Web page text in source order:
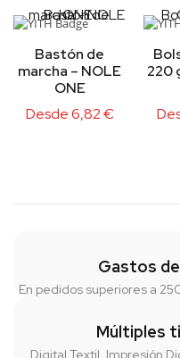
Bastón de
marcha – NOLE
ONE
Desde6,82€
220
Gastos
En pedidos superiores a
Múltiples
Digital Textil, Impresión